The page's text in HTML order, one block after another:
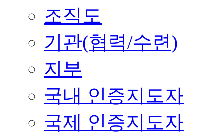
조직도
기관(협력/수련)
지부
국내 인증지도자
국제 인증지도자